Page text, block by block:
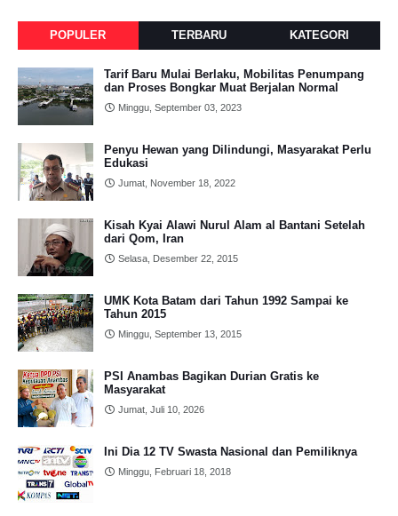
POPULER TERBARU KATEGORI
Tarif Baru Mulai Berlaku, Mobilitas Penumpang
dan Proses Bongkar Muat Berjalan Normal
Minggu, September 03, 2023
Penyu Hewan yang Dilindungi, Masyarakat Perlu
Edukasi
Jumat, November 18, 2022
Kisah Kyai Alawi Nurul Alam al Bantani Setelah
dari Qom, Iran
Selasa, Desember 22, 2015
UMK Kota Batam dari Tahun 1992 Sampai ke
Tahun 2015
Minggu, September 13, 2015
PSI Anambas Bagikan Durian Gratis ke
Masyarakat
Jumat, Juli 10, 2026
Ini Dia 12 TV Swasta Nasional dan Pemiliknya
Minggu, Februari 18, 2018